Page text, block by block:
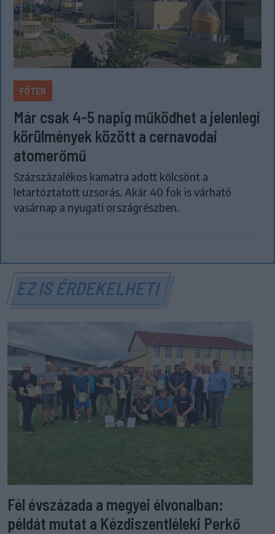
FŐTÉR
Már csak 4-5 napig működhet a jelenlegi
körülmények között a cernavodai
atomerőmű
Százszázalékos kamatra adott kölcsönt a
letartóztatott uzsorás. Akár 40 fok is várható
vasárnap a nyugati országrészben.
EZ IS ÉRDEKELHETI
Fél évszázada a megyei élvonalban:
példát mutat a Kézdiszentléleki Perkő